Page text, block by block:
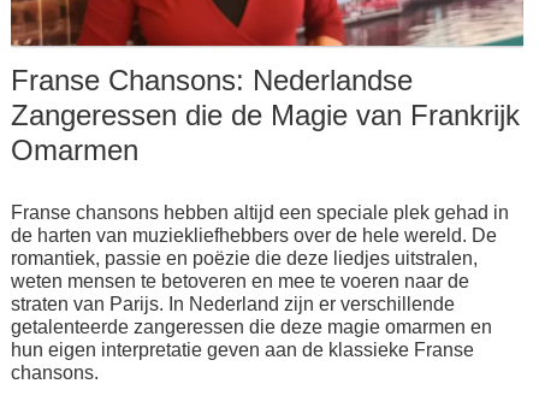
Franse Chansons: Nederlandse
Zangeressen die de Magie van Frankrijk
Omarmen
Franse chansons hebben altijd een speciale plek gehad in
de harten van muziekliefhebbers over de hele wereld. De
romantiek, passie en poëzie die deze liedjes uitstralen,
weten mensen te betoveren en mee te voeren naar de
straten van Parijs. In Nederland zijn er verschillende
getalenteerde zangeressen die deze magie omarmen en
hun eigen interpretatie geven aan de klassieke Franse
chansons.